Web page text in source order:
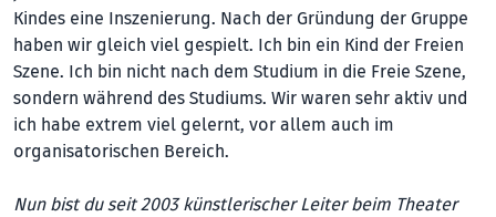
Kindes eine Inszenierung. Nach der Gründung der Gruppe
haben wir gleich viel gespielt. Ich bin ein Kind der Freien
Szene. Ich bin nicht nach dem Studium in die Freie Szene,
sondern während des Studiums. Wir waren sehr aktiv und
ich habe extrem viel gelernt, vor allem auch im
organisatorischen Bereich.
Nun bist du seit 2003 künstlerischer Leiter beim Theater